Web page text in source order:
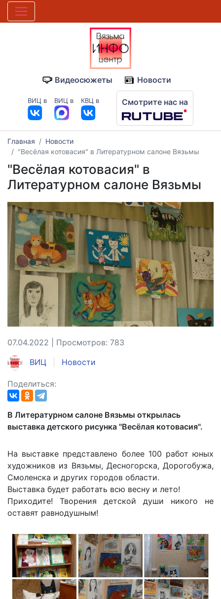
Видеосюжеты Новости
ВИЦ в ВИЦ в КВЦ в Смотрите нас на
Главная
Новости
"Весёлая котовасия" в Литературном салоне Вязьмы
"Весёлая котовасия" в
Литературном салоне Вязьмы
07.04.2022 | Просмотров: 783
ВИЦ Новости
Поделиться:
В Литературном салоне Вязьмы открылась
выставка детского рисунка "Весёлая котовасия".
На выставке представлено более 100 работ юных
художников из Вязьмы, Десногорска, Дорогобужа,
Смоленска и других городов области.
Выставка будет работать всю весну и лето!
Приходите! Творения детской души никого не
оставят равнодушным!